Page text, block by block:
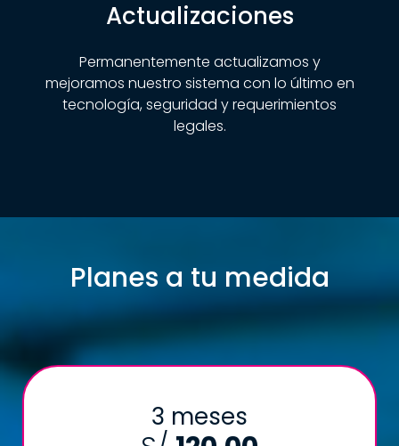
Actualizaciones
Permanentemente actualizamos y
mejoramos nuestro sistema con lo último en
tecnología, seguridad y requerimientos
legales.
Planes a tu medida
3 meses